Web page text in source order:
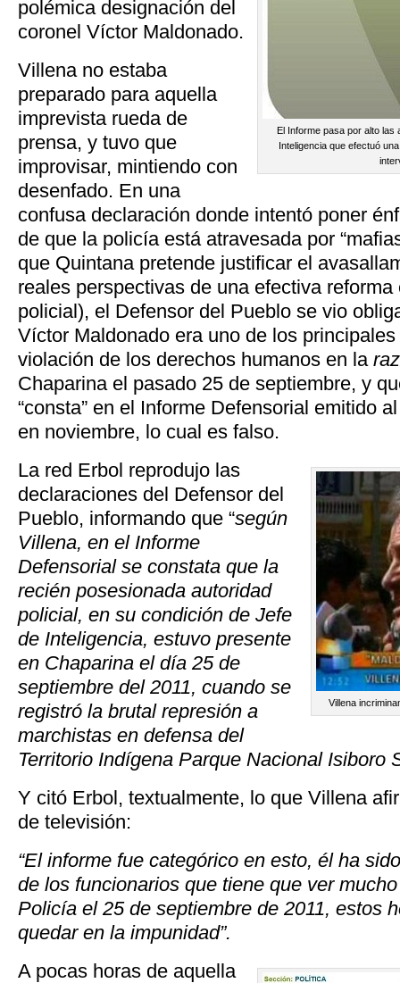
El Informe pasa por alto
Inteligencia que efectuó
polémica designación del
coronel Víctor Maldonado.
Villena no estaba
preparado para aquella
imprevista rueda de
prensa, y tuvo que
improvisar, mintiendo con
desenfado. En una
confusa declaración donde intentó poner
de que la policía está atravesada por
que Quintana pretende justificar el
reales perspectivas de una efectiva
policial), el Defensor del Pueblo se vio
Víctor Maldonado era uno de los
violación de los derechos humanos en la
Chaparina el pasado 25 de septiembre, y
“consta” en el Informe Defensorial emitido
en noviembre, lo cual es falso.
Villena
La red Erbol reprodujo las
declaraciones del Defensor del
Pueblo, informando que “según
Villena, en el Informe
Defensorial se constata que la
recién posesionada autoridad
policial, en su condición de Jefe
de Inteligencia, estuvo presente
en Chaparina el día 25 de
septiembre del 2011, cuando se
registró la brutal represión a
marchistas en defensa del
Territorio Indígena Parque Nacional Isiboro
Y citó Erbol, textualmente, lo que Villena
de televisión:
“El informe fue categórico en esto, él ha
de los funcionarios que tiene que ver
Policía el 25 de septiembre de 2011, estos
quedar en la impunidad”.
A pocas horas de aquella